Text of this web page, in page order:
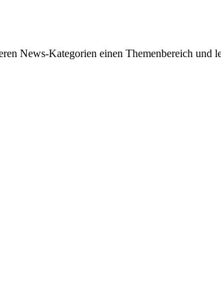
News-Kategorien einen Themenbereich und